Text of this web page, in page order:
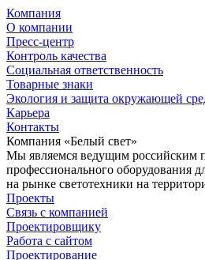
Компания
О компании
Пресс-центр
Контроль качества
Социальная ответственность
Товарные знаки
Экология и защита окружающей
Карьера
Контакты
Компания «Белый свет»
Мы являемся ведущим российским
профессионального оборудования
на рынке светотехники на
Проекты
Связь с компанией
Проектировщику
Работа с сайтом
Проектирование